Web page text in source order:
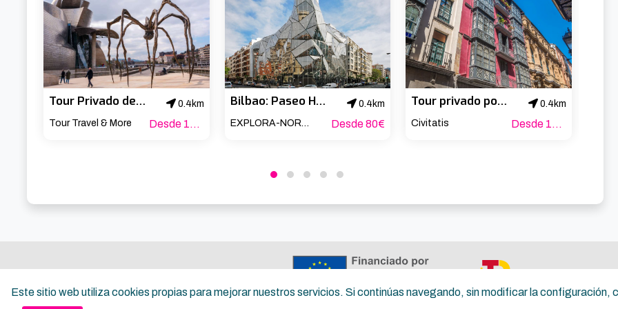
Este sitio web utiliza cookies propias para mejorar nuestros servicios. Si continúas navegando, sin modificar la configuración,
Tour Privado del Museo Guggenheim Bilbao con Guía Oficial
0.4km
Tour Travel & More
Desde 180€
Bilbao: Paseo Histórico y Arquitectónico
0.4km
EXPLORA-NORTE
Desde 80€
Tour privado por Bilbao ¡Tú eliges!
0.4km
Civitatis
Desde 160€